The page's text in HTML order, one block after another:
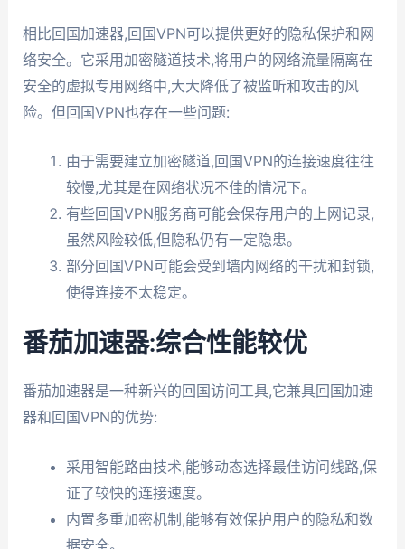
相比回国加速器,回国VPN可以提供更好的隐私保护和网
络安全。它采用加密隧道技术,将用户的网络流量隔离在
安全的虚拟专用网络中,大大降低了被监听和攻击的风
险。但回国VPN也存在一些问题:
由于需要建立加密隧道,回国VPN的连接速度往往
较慢,尤其是在网络状况不佳的情况下。
有些回国VPN服务商可能会保存用户的上网记录,
虽然风险较低,但隐私仍有一定隐患。
部分回国VPN可能会受到墙内网络的干扰和封锁,
使得连接不太稳定。
番茄加速器:综合性能较优
番茄加速器是一种新兴的回国访问工具,它兼具回国加速
器和回国VPN的优势:
采用智能路由技术,能够动态选择最佳访问线路,保
证了较快的连接速度。
内置多重加密机制,能够有效保护用户的隐私和数
据安全。